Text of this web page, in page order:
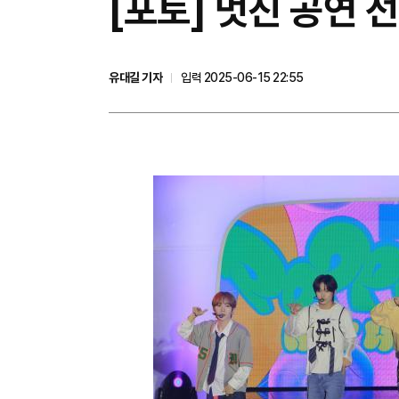
[포토] 멋진 공연
유대길 기자 입력 2025-06-15 22:55